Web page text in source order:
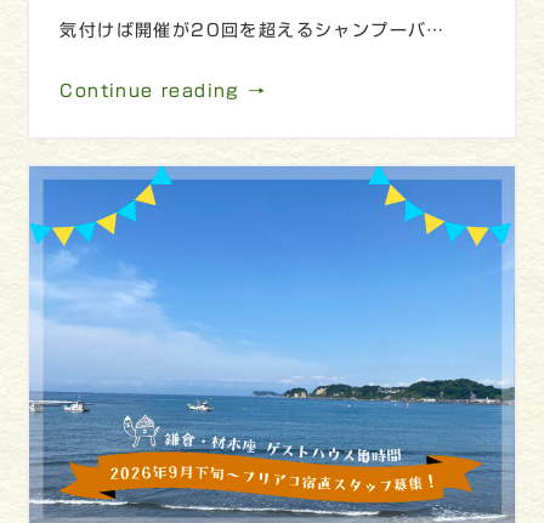
気付けば開催が20回を超えるシャンプーバ…
Continue reading →